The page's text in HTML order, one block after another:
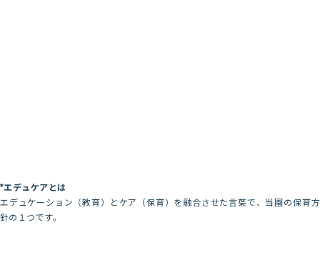
*エデュケアとは
エデュケーション（教育）とケア（保育）を融合させた言葉で、当園の保育方
針の１つです。